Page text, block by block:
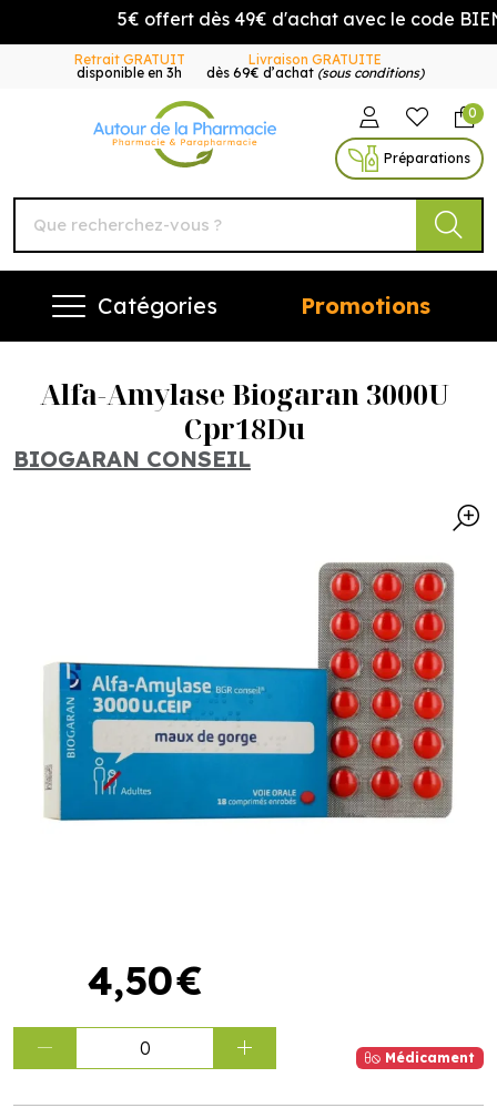
5€ offert dès 49€ d'achat avec le code
Retrait GRATUIT
disponible en 3h
Livraison GRATUITE
dès 69€ d’achat (sous conditions)
Autour de la Pharmacie
0
Préparations
Catégories Promotions
Alfa-Amylase Biogaran 3000U
Cpr18Du
BIOGARAN CONSEIL
4,50€
0 Médicament